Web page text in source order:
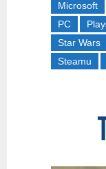
Microsoft
PC
Star Wars
Steamu